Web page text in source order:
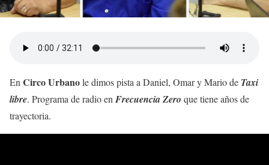
En Circo Urbanole dimos pista a Daniel, Omar y Mario de Taxi
libre. Programa de radio en Frecuencia Zero que tiene años de
trayectoria.